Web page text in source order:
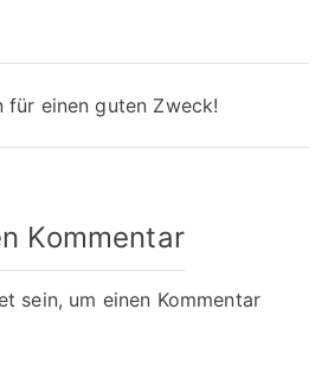
für einen guten Zweck!
Kommentar
sein, um einen Kommentar